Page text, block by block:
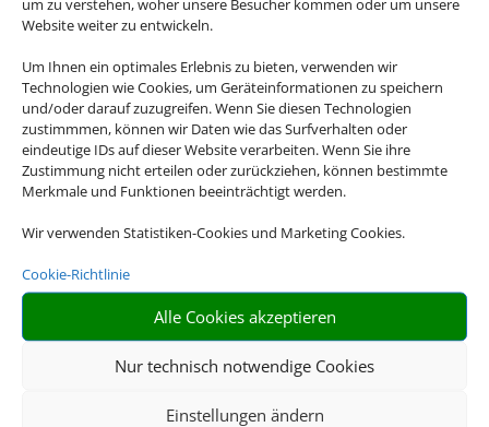
Website weiter zu entwickeln.
Um Ihnen ein optimales Erlebnis zu bieten, verwenden wir
Technologien wie Cookies, um Geräteinformationen zu speichern
und/oder darauf zuzugreifen. Wenn Sie diesen Technologien
zustimmmen, können wir Daten wie das Surfverhalten oder
eindeutige IDs auf dieser Website verarbeiten. Wenn Sie ihre
Zustimmung nicht erteilen oder zurückziehen, können bestimmte
Merkmale und Funktionen beeinträchtigt werden.
Wir verwenden Statistiken-Cookies und Marketing Cookies.
Cookie-Richtlinie
Alle Cookies akzeptieren
Nur technisch notwendige Cookies
Einstellungen ändern